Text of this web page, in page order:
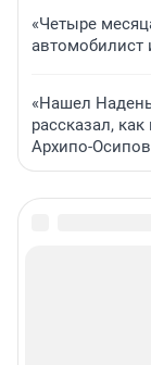
«Четыре
автомобилист
«Нашел
рассказал,
Архипо-